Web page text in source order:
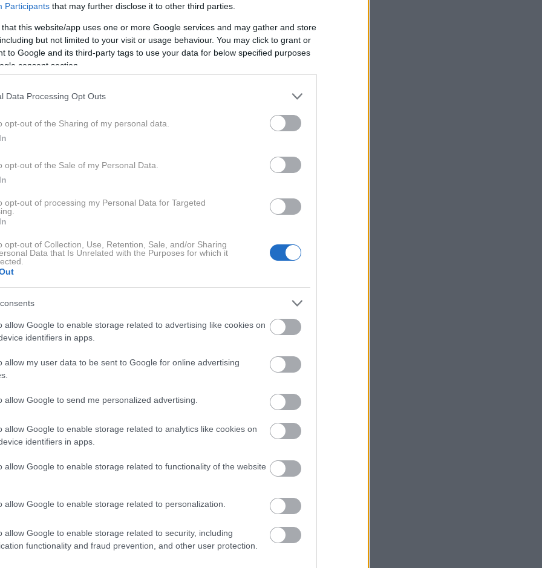
Participants that may further disclose it to other third parties.
that this website/app uses one or more Google services and may gather and store
but not limited to your visit or usage behaviour. You may click to grant or
to Google and its third-party tags to use your data for below specified purposes
consent section.
Data Processing Opt Outs
opt-out of the Sharing of my personal data.
opt-out of the Sale of my Personal Data.
opt-out of processing my Personal Data for Targeted
opt-out of Collection, Use, Retention, Sale, and/or Sharing
Data that Is Unrelated with the Purposes for which it
allow Google to enable storage related to advertising like cookies on
identifiers in apps.
allow my user data to be sent to Google for online advertising
allow Google to send me personalized advertising.
allow Google to enable storage related to analytics like cookies on
identifiers in apps.
allow Google to enable storage related to functionality of the website
allow Google to enable storage related to personalization.
allow Google to enable storage related to security, including
functionality and fraud prevention, and other user protection.
Jugoslovansko konkurenco, Sarajevski Pretis in
ugodne licenčne pogoje ponudil zato, ker je
naročenih komponent.
licenci znamenitega in takrat uveljavljenega
je takrat veljal za enega najnaprednejših med osebnimi
udarcev za avtomobil, ki se je prilagajal različnim
aktivnega vzmetenja).
po licenci švedske Husquarne.
motoriziral celoten jadran in hkrati 80% svojih
veljajo za ene najzanesljivejših.
pomembne izboljšave (krmilna ročica, hlajenje
katere so prejeli mednarodne nagrade, a ker patentov
svetovni proizvajalci.
avtomatskega variomatskega menjalnika (takega
menjalnik z dvema sredobežnima sklopkama.
15 SLC iz leta 1970 je naravnost grozljiv. 50 kubični
konjev na liter prostornine.
moči dirkalnega modela DM GP iz leta 1980. Razvil je
liter prostornine.
kilometre na uro.
za Tomosom, ki ga je vozil Parlotti, zaostajal legendarni
modifikacijo omogočal združitev z drugim
VW naredil z motorjem W12). Ta motor je bil